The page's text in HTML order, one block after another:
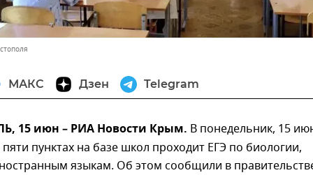
МАКС Дзен Telegram
15 июн – РИА Новости Крым. В понедельник, 15
пунктах на базе школ проходит ЕГЭ по биологии,
языкам. Об этом сообщили в